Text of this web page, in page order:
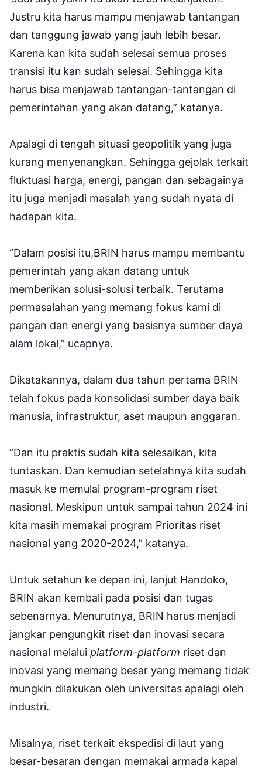
Justru kita harus mampu menjawab tantangan
dan tanggung jawab yang jauh lebih besar.
Karena kan kita sudah selesai semua proses
transisi itu kan sudah selesai. Sehingga kita
harus bisa menjawab tantangan-tantangan di
pemerintahan yang akan datang,” katanya.
Apalagi di tengah situasi geopolitik yang juga
kurang menyenangkan. Sehingga gejolak terkait
fluktuasi harga, energi, pangan dan sebagainya
itu juga menjadi masalah yang sudah nyata di
hadapan kita.
“Dalam posisi itu,BRIN harus mampu membantu
pemerintah yang akan datang untuk
memberikan solusi-solusi terbaik. Terutama
permasalahan yang memang fokus kami di
pangan dan energi yang basisnya sumber daya
alam lokal,” ucapnya.
Dikatakannya, dalam dua tahun pertama BRIN
telah fokus pada konsolidasi sumber daya baik
manusia, infrastruktur, aset maupun anggaran.
“Dan itu praktis sudah kita selesaikan, kita
tuntaskan. Dan kemudian setelahnya kita sudah
masuk ke memulai program-program riset
nasional. Meskipun untuk sampai tahun 2024 ini
kita masih memakai program Prioritas riset
nasional yang 2020-2024,” katanya.
Untuk setahun ke depan ini, lanjut Handoko,
BRIN akan kembali pada posisi dan tugas
sebenarnya. Menurutnya, BRIN harus menjadi
jangkar pengungkit riset dan inovasi secara
nasional melalui platform-platform riset dan
inovasi yang memang besar yang memang tidak
mungkin dilakukan oleh universitas apalagi oleh
industri.
Misalnya, riset terkait ekspedisi di laut yang
besar-besaran dengan memakai armada kapal